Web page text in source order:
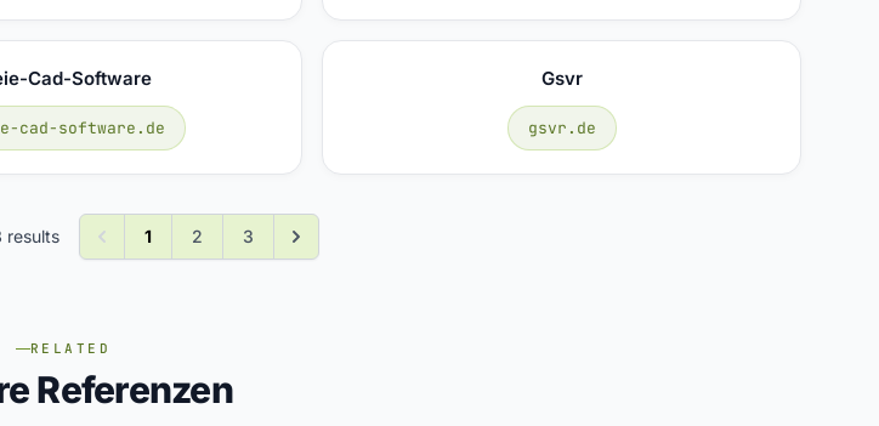
Cad-Software
cad-software.de
Gsvr
gsvr.de
results 1 2 3
RELATED
Referenzen